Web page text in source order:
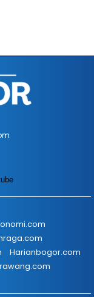
Harianbogor.com